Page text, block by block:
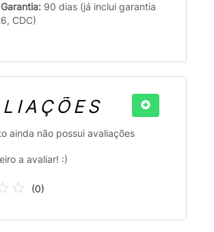
90 dias (já inclui garantia
CDC)
ainda não possui avaliações
a avaliar! :)
(0)